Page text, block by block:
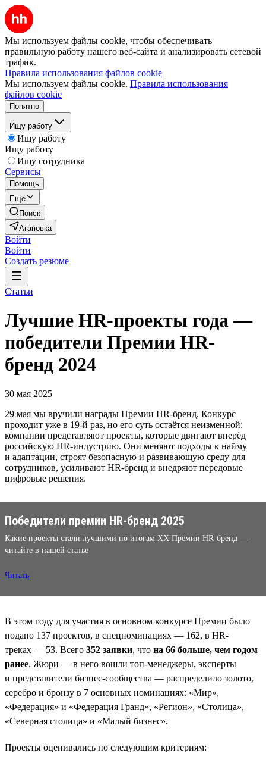
Мы используем файлы cookie, чтобы обеспечивать
правильную работу нашего веб-сайта и анализировать сетевой
трафик.
Правила использования файлов cookie
Мы используем файлы cookie. Правила использования
файлов cookie
Понятно
Ищу работу
Ищу работу
Ищу работу
Ищу сотрудника
Сервисы
Помощь
Ещё
Поиск
Агаповка
Войти
Войти
Создать резюме
Статьи
Лучшие HR-проекты года —
победители Премии HR-
бренд 2024
30 мая 2025
29 мая мы вручили награды Премии HR-бренд. Конкурс
проходит уже в 19-й раз, но его суть остаётся неизменной:
компании представляют проекты, которые двигают вперёд
российскую HR-индустрию. Они меняют подходы к найму
и адаптации, строят безопасную и развивающую среду для
сотрудников, усиливают HR-бренд и внедряют передовые
цифровые решения.
Победители премии HR-бренд 2025
Какие проекты стали лучшими по итогам XX Премии HR-бренд —
читайте в нашей статье
Читать
В этом году для участия в основном конкурсе Премии было
подано 137 проектов, в спецноминациях — 162, в HR-
треках — 53. Всего 352 заявки, что на 66 больше, чем годом
ранее. Жюри — в него вошли топ-менеджеры, эксперты
и представители бизнес-сообщества — распределило золото,
серебро и бронзу в 7 основных номинациях: «Мир»,
«Федерация» и «Федерация Гранд», «Регион», «Столица»,
«Северная столица» и «Малый бизнес».
Проекты оценивались по следующим критериям: